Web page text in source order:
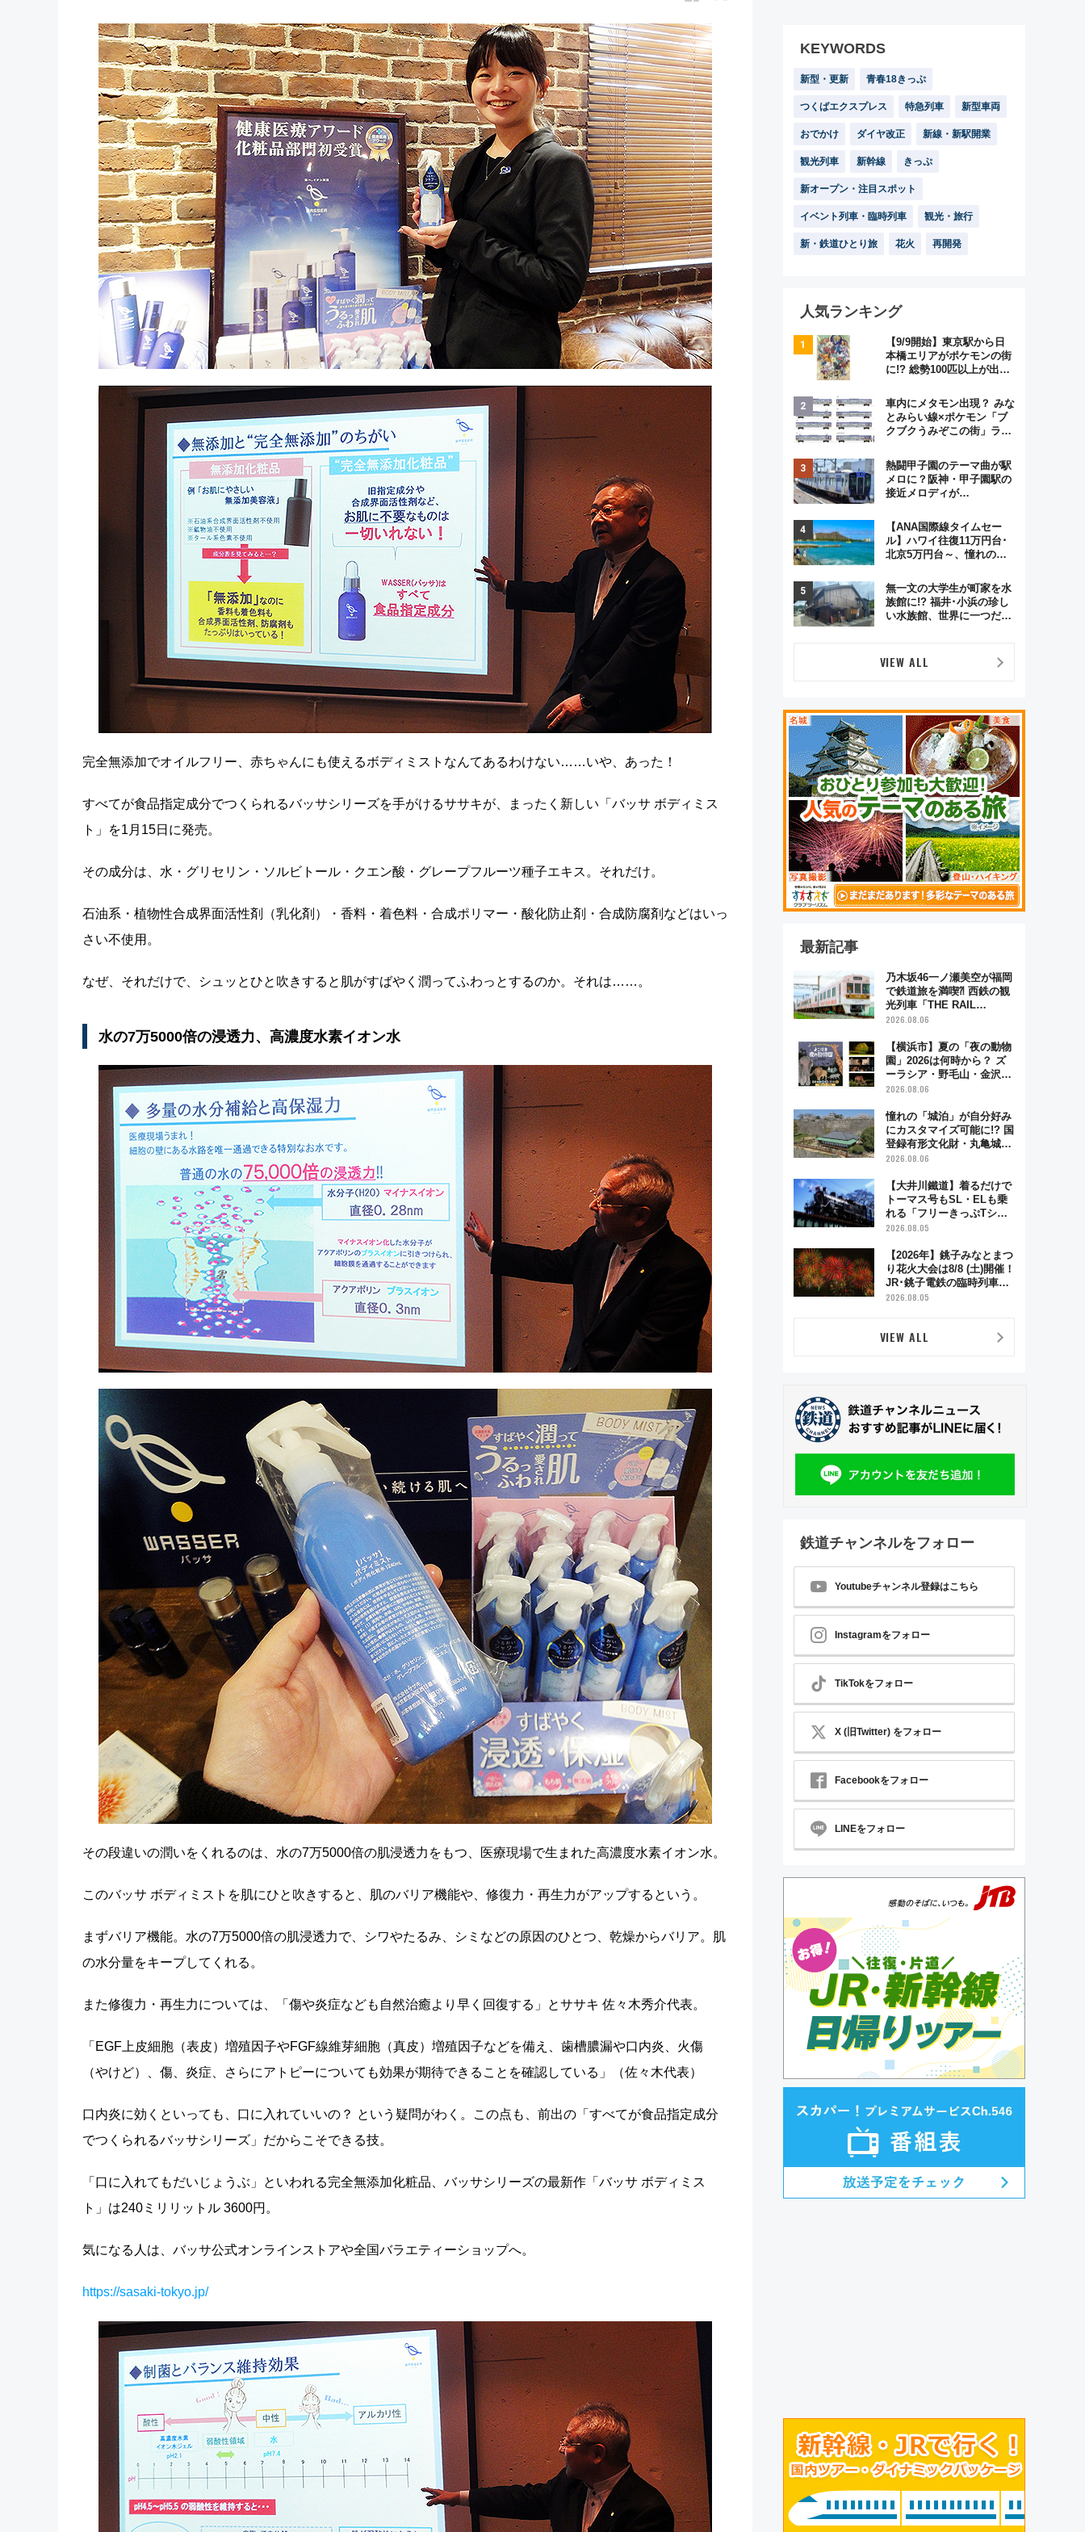
完全無添加でオイルフリー、赤ちゃんにも使えるボディミストなんてあるわけない……いや、あった！
すべてが食品指定成分でつくられるバッサシリーズを手がけるササキが、まったく新しい「バッサ ボディミス
ト」を1月15日に発売。
その成分は、水・グリセリン・ソルビトール・クエン酸・グレープフルーツ種子エキス。それだけ。
石油系・植物性合成界面活性剤（乳化剤）・香料・着色料・合成ポリマー・酸化防止剤・合成防腐剤などはいっ
さい不使用。
なぜ、それだけで、シュッとひと吹きすると肌がすばやく潤ってふわっとするのか。それは……。
水の7万5000倍の浸透力、高濃度水素イオン水
その段違いの潤いをくれるのは、水の7万5000倍の肌浸透力をもつ、医療現場で生まれた高濃度水素イオン水。
このバッサ ボディミストを肌にひと吹きすると、肌のバリア機能や、修復力・再生力がアップするという。
まずバリア機能。水の7万5000倍の肌浸透力で、シワやたるみ、シミなどの原因のひとつ、乾燥からバリア。肌
の水分量をキープしてくれる。
また修復力・再生力については、「傷や炎症なども自然治癒より早く回復する」とササキ 佐々木秀介代表。
「EGF上皮細胞（表皮）増殖因子やFGF線維芽細胞（真皮）増殖因子などを備え、歯槽膿漏や口内炎、火傷
（やけど）、傷、炎症、さらにアトピーについても効果が期待できることを確認している」（佐々木代表）
口内炎に効くといっても、口に入れていいの？ という疑問がわく。この点も、前出の「すべてが食品指定成分
でつくられるバッサシリーズ」だからこそできる技。
「口に入れてもだいじょうぶ」といわれる完全無添加化粧品、バッサシリーズの最新作「バッサ ボディミス
ト」は240ミリリットル 3600円。
気になる人は、バッサ公式オンラインストアや全国バラエティーショップへ。
https://sasaki-tokyo.jp/
KEYWORDS
新型・更新 青春18きっぷ
つくばエクスプレス 特急列車 新型車両
おでかけ ダイヤ改正 新線・新駅開業
観光列車 新幹線 きっぷ
新オープン・注目スポット
イベント列車・臨時列車 観光・旅行
新・鉄道ひとり旅 花火 再開発
人気ランキング
【9/9開始】東京駅から日
本橋エリアがポケモンの街
に!? 総勢100匹以上が出現
格謎解き・グッズ情報まと
め
車内にメタモン出現？ みな
とみらい線×ポケモン「ブ
クブクうみぞこの街」ラッ
この夏は直通列車で横浜
へ！
熱闘甲子園のテーマ曲が駅
メロに？阪神・甲子園駅の
接近メロディが
実アレンジの特別仕様へ、
8月5日始発から
【ANA国際線タイムセー
ル】ハワイ往復11万円台･
北京5万円台～、憧れのビ
GW旅行まで狙える激アツ
路線まとめ（8/10まで）
無一文の大学生が町家を水
族館に!? 福井･小浜の珍し
い水族館、世界に一つだけ
第2弾
VIEW ALL
最新記事
乃木坂46一ノ瀬美空が福岡
で鉄道旅を満喫⁈ 西鉄の観
光列車「THE RAIL
KITCHEN CHIKUGO」で巡
YouTubeが公開に
2026.08.06
【横浜市】夏の「夜の動物
園」2026は何時から？ ズ
ーラシア・野毛山・金沢の
電車アクセスや見どころ、
2026.08.06
憧れの「城泊」が自分好み
にカスタマイズ可能に!? 国
登録有形文化財・丸亀城
「延寿閣別館」にオーダー
生！
2026.08.06
【大井川鐵道】着るだけで
トーマス号もSL・ELも乗
れる「フリーきっぷTシャ
ツ」8月6日より受注販売
2026.08.05
【2026年】銚子みなとまつ
り花火大会は8/8 (土)開催！
JR･銚子電鉄の臨時列車や
アクセス情報、利根川に咲
2026.08.05
VIEW ALL
鉄道チャンネルをフォロー
Youtubeチャンネル登録はこちら
Instagramをフォロー
TikTokをフォロー
X (旧Twitter) をフォロー
Facebookをフォロー
LINEをフォロー